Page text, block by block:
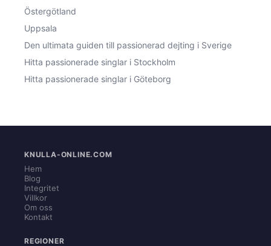
Östergötland
Uppsala
Den ultimata guiden till passionerad dejting i Sverige
Hitta passionerade singlar i Stockholm
Hitta passionerade singlar i Göteborg
KNULLA-ONLINE.COM
Hem
Blog
Integritet
Villkor
Om oss
Kontakt
REGIONER